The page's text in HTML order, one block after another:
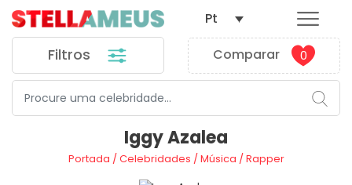
Filtros Comparar 0
Pt
Iggy Azalea
Portada /Celebridades /Música /Rapper